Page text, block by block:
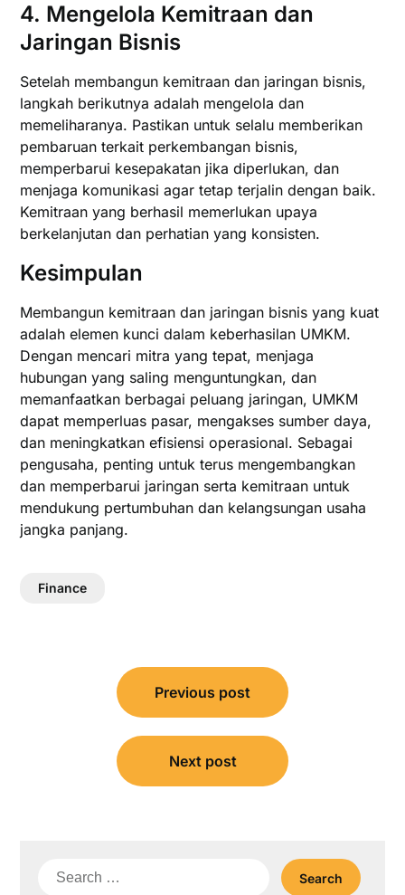
4. Mengelola Kemitraan dan
Jaringan Bisnis
Setelah membangun kemitraan dan jaringan bisnis,
langkah berikutnya adalah mengelola dan
memeliharanya. Pastikan untuk selalu memberikan
pembaruan terkait perkembangan bisnis,
memperbarui kesepakatan jika diperlukan, dan
menjaga komunikasi agar tetap terjalin dengan baik.
Kemitraan yang berhasil memerlukan upaya
berkelanjutan dan perhatian yang konsisten.
Kesimpulan
Membangun kemitraan dan jaringan bisnis yang kuat
adalah elemen kunci dalam keberhasilan UMKM.
Dengan mencari mitra yang tepat, menjaga
hubungan yang saling menguntungkan, dan
memanfaatkan berbagai peluang jaringan, UMKM
dapat memperluas pasar, mengakses sumber daya,
dan meningkatkan efisiensi operasional. Sebagai
pengusaha, penting untuk terus mengembangkan
dan memperbarui jaringan serta kemitraan untuk
mendukung pertumbuhan dan kelangsungan usaha
jangka panjang.
Finance
navigation
Previous post
Next post
Search